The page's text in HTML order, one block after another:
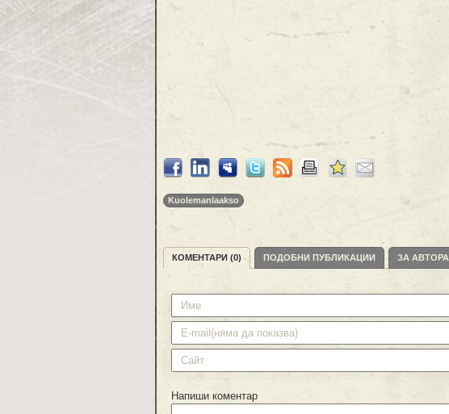
Kuolemanlaakso
КОМЕНТАРИ (0) ПОДОБНИ ПУБЛИКАЦИИ ЗА АВТОРА
Напиши коментар